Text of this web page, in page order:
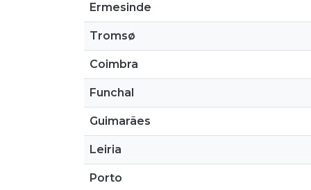
Ermesinde
Tromsø
Coimbra
Funchal
Guimarães
Leiria
Porto